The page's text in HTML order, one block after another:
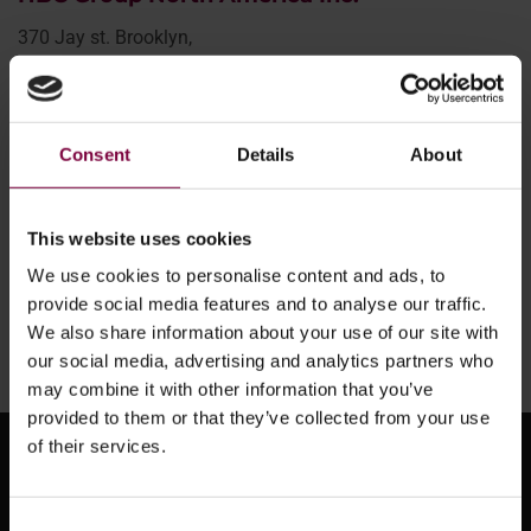
Consent Details About
This website uses cookies
We use cookies to personalise content and ads, to
provide social media features and to analyse our traffic.
We also share information about your use of our site with
our social media, advertising and analytics partners who
may combine it with other information that you’ve
provided to them or that they’ve collected from your use
of their services.
370 Jay st. Brooklyn,
Courriel :
Tél :+1 917 963 8280
Courriel :verkauf@hbc-system.com
Tél : +49 43190499891
Fax : +49 4307900192